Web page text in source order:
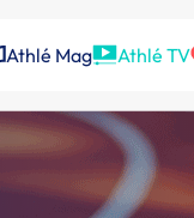
Athlé Mag Athlé TV